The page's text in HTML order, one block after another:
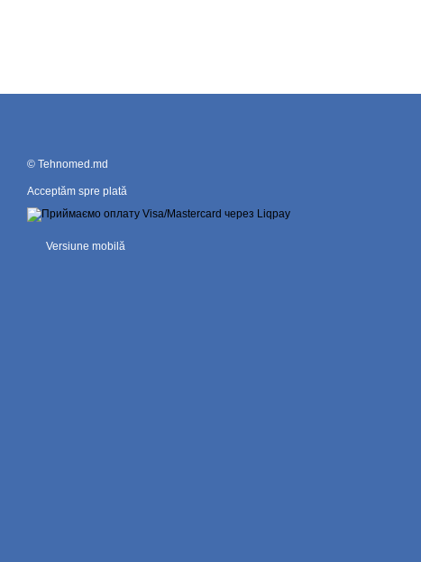
© Tehnomed.md
Acceptăm spre plată
Versiune mobilă